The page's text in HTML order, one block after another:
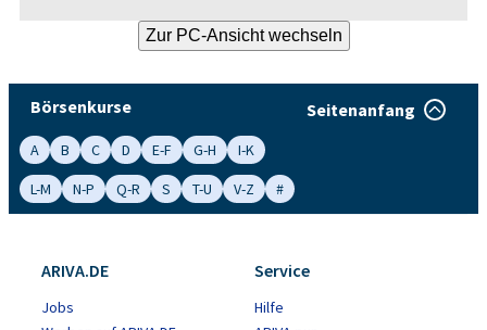
Börsenkurse Seitenanfang
A B C D E-F G-H
I-K
L-M
N-P Q-R S T-U V-Z #
ARIVA.DE
Jobs
Service
Hilfe